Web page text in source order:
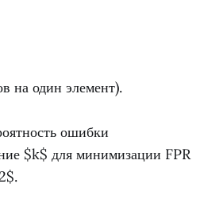
на один элемент).
ошибки
$k$ для минимизации FPR